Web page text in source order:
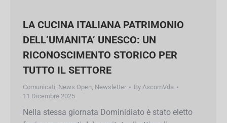
RICONOSCIMENTO STORICO PER
TUTTO IL SETTORE
Comunicati,News Open,Newsletter ByAscomVda
11 Dicembre 2025
Nella stessa giornata Dominidiato è stato eletto
fra i componenti del comitato direttivo di
Confturismo in rappresentanza di Fipe. Un
momento storico per l’Italia e per tutto il